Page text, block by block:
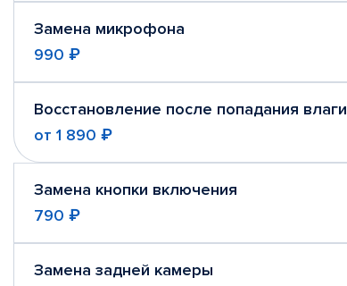
Замена микрофона
990 ₽
Восстановление после попадания влаги
от 1 890 ₽
Замена кнопки включения
790 ₽
Замена задней камеры